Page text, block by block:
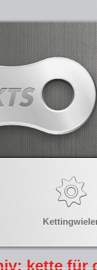
kette für